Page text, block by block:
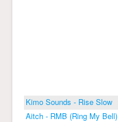
Kimo Sounds - Rise Slow
Aitch - RMB (Ring My Bell)